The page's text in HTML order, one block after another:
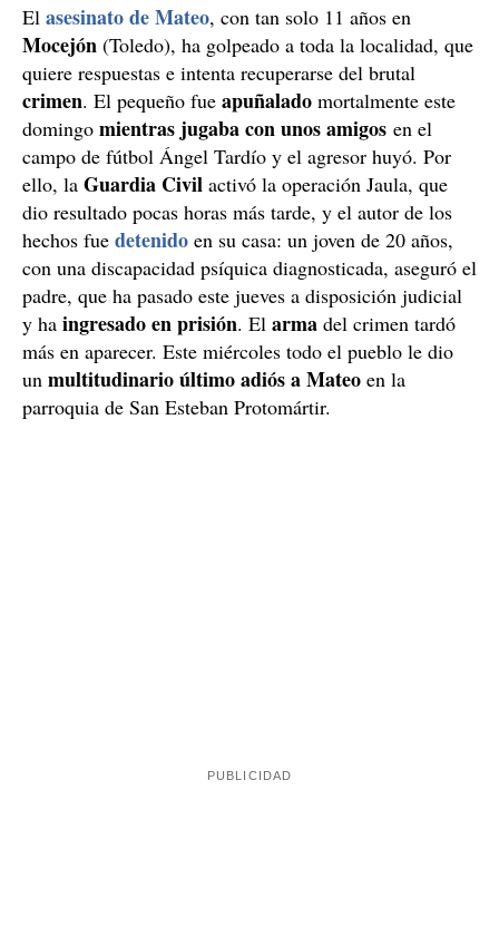
El asesinato de Mateo, con tan solo 11 años en
Mocejón (Toledo), ha golpeado a toda la localidad, que
quiere respuestas e intenta recuperarse del brutal
crimen. El pequeño fue apuñalado mortalmente este
domingo mientras jugaba con unos amigos en el
campo de fútbol Ángel Tardío y el agresor huyó. Por
ello, la Guardia Civil activó la operación Jaula, que
dio resultado pocas horas más tarde, y el autor de los
hechos fue detenido en su casa: un joven de 20 años,
con una discapacidad psíquica diagnosticada, aseguró el
padre, que ha pasado este jueves a disposición judicial
y ha ingresado en prisión. El arma del crimen tardó
más en aparecer. Este miércoles todo el pueblo le dio
un multitudinario último adiós a Mateo en la
parroquia de San Esteban Protomártir.